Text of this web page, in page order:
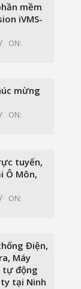
mềm
iVMS-
ON:
mừng
ON:
tuyến,
Ô Môn,
ON:
Điện,
Máy
tự động
tại Ninh